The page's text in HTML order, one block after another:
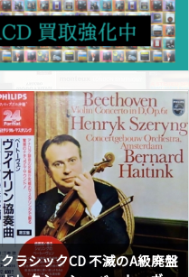
クラシックCD 不滅のA級廃盤